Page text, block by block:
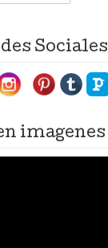
Sociales
imagenes